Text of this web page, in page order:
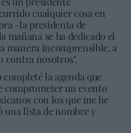
cualquier cosa en
-la presidenta de
mañana se ha dedicado el
manera incomprensible, a
contra nosotros".
completé la agenda que
comprometer un evento
con los que me he
una lista de nombre y